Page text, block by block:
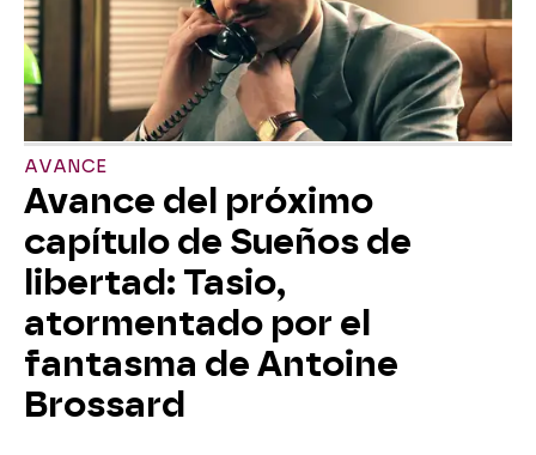
AVANCE
Avance del próximo
capítulo de Sueños de
libertad: Tasio,
atormentado por el
fantasma de Antoine
Brossard